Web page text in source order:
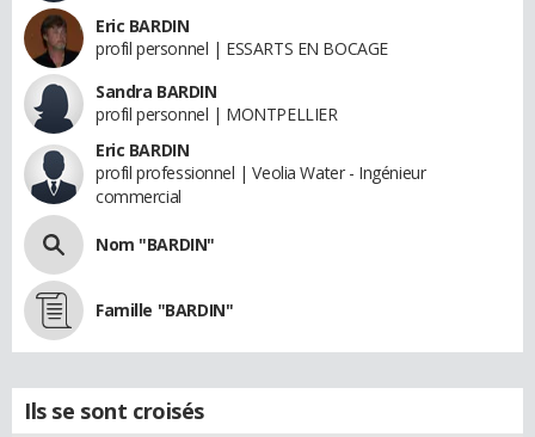
Eric BARDIN
profil personnel | ESSARTS EN BOCAGE
Sandra BARDIN
profil personnel | MONTPELLIER
Eric BARDIN
profil professionnel | Veolia Water - Ingénieur
commercial
Nom "BARDIN"
Famille "BARDIN"
Ils se sont croisés